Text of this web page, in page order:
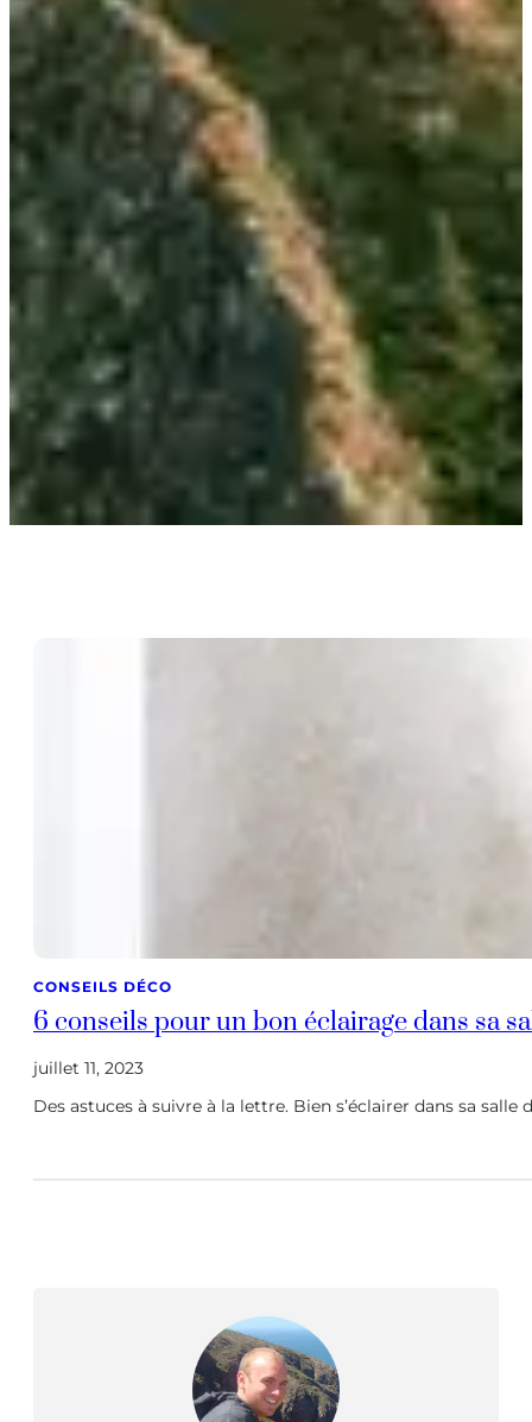
CONSEILS DÉCO
6 conseils pour un bon éclairage dans sa
juillet 11, 2023
Des astuces à suivre à la lettre. Bien s’éclairer dans sa